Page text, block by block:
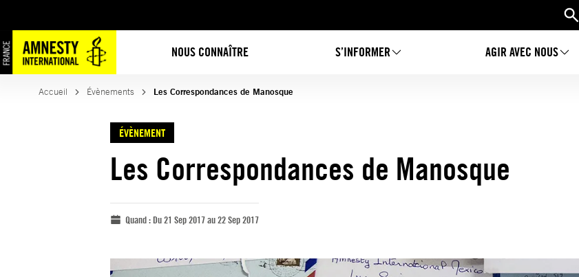
NOUS CONNAÎTRE S’INFORMER AGIR AVEC NOUS
Accueil Évènements Les Correspondances de Manosque
ÉVÈNEMENT
Les Correspondances de Manosque
Quand :Du 21 Sep 2017 au 22 Sep 2017